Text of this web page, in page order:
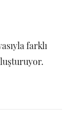
farklı